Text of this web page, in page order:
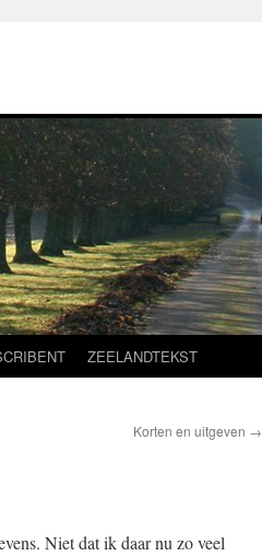
ZEELANDTEKST
Korten en uitgeven →
Niet dat ik daar nu zo veel